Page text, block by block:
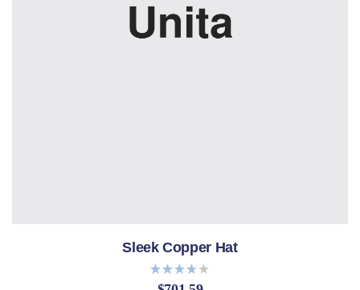
Sleek Copper Hat
Bewert